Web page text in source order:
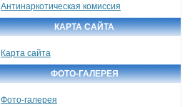
Антинаркотическая комиссия
КАРТА САЙТА
Карта сайта
ФОТО-ГАЛЕРЕЯ
Фото-галерея